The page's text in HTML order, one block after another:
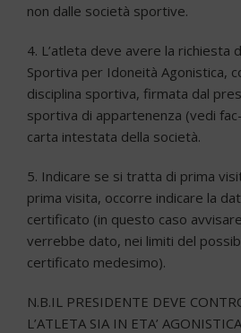
non dalle società sportive.
4. L’atleta deve avere la richiesta
Sportiva per Idoneità Agonistica,
disciplina sportiva, firmata dal
sportiva di appartenenza (vedi fac-
carta intestata della società.
5. Indicare se si tratta di prima
prima visita, occorre indicare la
certificato (in questo caso
verrebbe dato, nei limiti del
certificato medesimo).
N.B.IL PRESIDENTE DEVE
L’ATLETA SIA IN ETA’